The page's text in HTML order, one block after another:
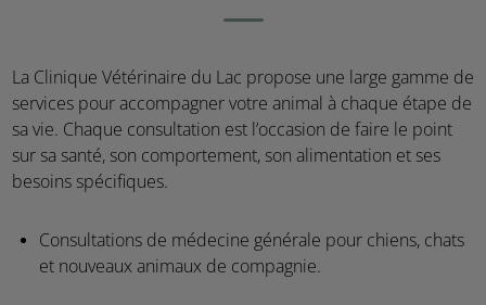
La Clinique Vétérinaire du Lac propose une large gamme de
services pour accompagner votre animal à chaque étape de
sa vie. Chaque consultation est l’occasion de faire le point
sur sa santé, son comportement, son alimentation et ses
besoins spécifiques.
Consultations de médecine générale pour chiens, chats
et nouveaux animaux de compagnie.